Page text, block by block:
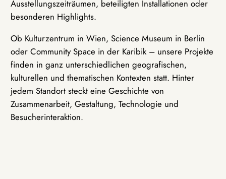
Ausstellungszeiträumen, beteiligten Installationen oder
besonderen Highlights.
Ob Kulturzentrum in Wien, Science Museum in Berlin
oder Community Space in der Karibik – unsere Projekte
finden in ganz unterschiedlichen geografischen,
kulturellen und thematischen Kontexten statt. Hinter
jedem Standort steckt eine Geschichte von
Zusammenarbeit, Gestaltung, Technologie und
Besucherinteraktion.